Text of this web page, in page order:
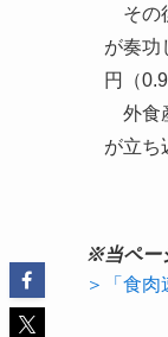
その
が奏功
円（
外食
が立ち
※当ペー
＞「食